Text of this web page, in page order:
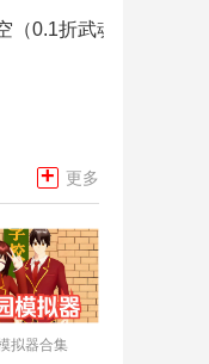
（0.1折武魂觉醒）
+ 更多
拟器合集